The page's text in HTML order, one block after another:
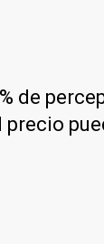
de
precio